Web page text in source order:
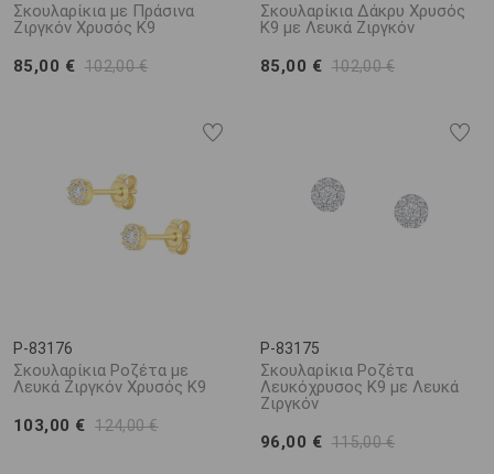
Σκουλαρίκια με Πράσινα
Ζιργκόν Χρυσός K9
85,00 € 102,00 €
Σκουλαρίκια Δάκρυ Χρυσός
Κ9 με Λευκά Ζιργκόν
85,00 € 102,00 €
P-83176
Σκουλαρίκια Ροζέτα με
Λευκά Ζιργκόν Χρυσός K9
103,00 € 124,00 €
P-83175
Σκουλαρίκια Ροζέτα
Λευκόχρυσος K9 με Λευκά
Ζιργκόν
96,00 € 115,00 €